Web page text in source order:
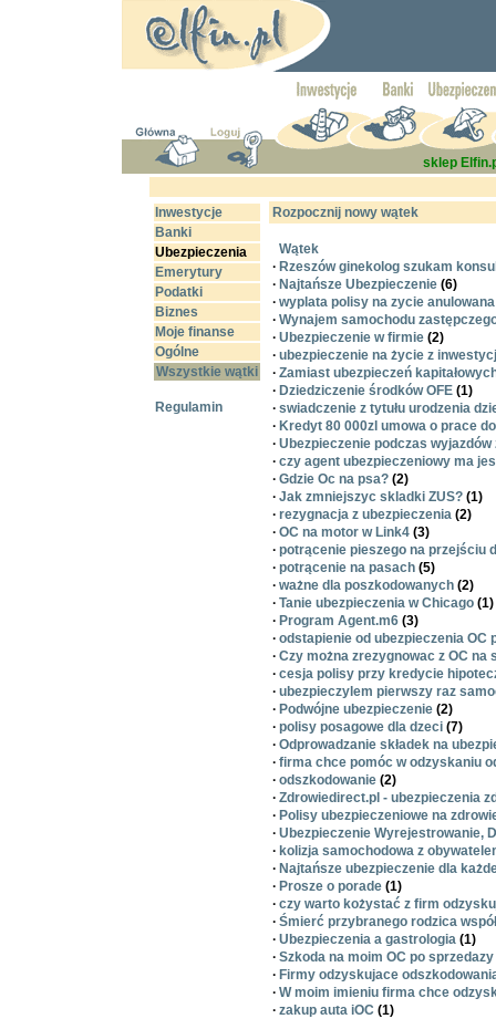
sklep
Inwestycje
Banki
Ubezpieczenia
Emerytury
Podatki
Biznes
Moje finanse
Ogólne
Wszystkie wątki
Regulamin
Rozpocznij nowy wątek
Wątek
· Rzeszów ginekolog szukam
· Najtańsze Ubezpieczenie (6)
· wyplata polisy na zycie anulowana
· Wynajem samochodu
· Ubezpieczenie w firmie (2)
· ubezpieczenie na życie z
· Zamiast ubezpieczeń
· Dziedziczenie środków OFE (1)
· swiadczenie z tytułu urodzenia
· Kredyt 80 000zl umowa o prace
· Ubezpieczenie podczas
· czy agent ubezpieczeniowy ma
· Gdzie Oc na psa? (2)
· Jak zmniejszyc skladki ZUS? (1)
· rezygnacja z ubezpieczenia (2)
· OC na motor w Link4 (3)
· potrącenie pieszego na przejściu
· potrącenie na pasach (5)
· ważne dla poszkodowanych (2)
· Tanie ubezpieczenia w Chicago (1)
· Program Agent.m6 (3)
· odstapienie od ubezpieczenia
· Czy można zrezygnowac z OC na
· cesja polisy przy kredycie
· ubezpieczylem pierwszy raz
· Podwójne ubezpieczenie (2)
· polisy posagowe dla dzeci (7)
· Odprowadzanie składek na
· firma chce pomóc w odzyskaniu
· odszkodowanie (2)
· Zdrowiedirect.pl - ubezpieczenia
· Polisy ubezpieczeniowe na
· Ubezpieczenie Wyrejestrowanie,
· kolizja samochodowa z
· Najtańsze ubezpieczenie dla
· Prosze o porade (1)
· czy warto kożystać z firm
· Śmierć przybranego rodzica
· Ubezpieczenia a gastrologia (1)
· Szkoda na moim OC po
· Firmy odzyskujace
· W moim imieniu firma chce
· zakup auta iOC (1)